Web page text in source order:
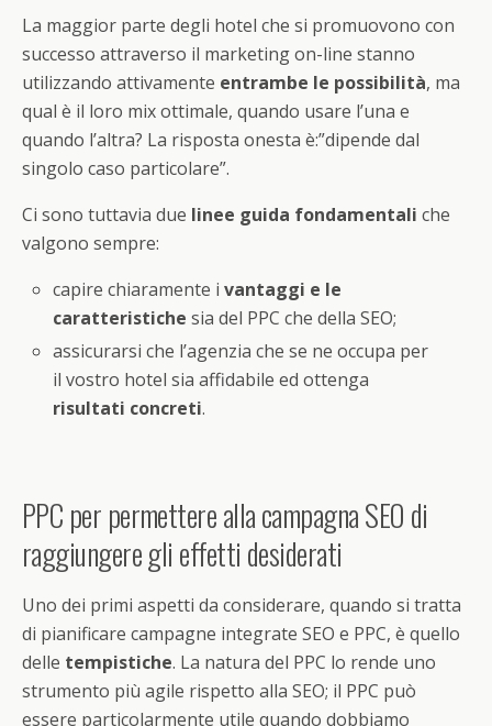
La maggior parte degli hotel che si promuovono con
successo attraverso il marketing on-line stanno
utilizzando attivamente entrambe le possibilità, ma
qual è il loro mix ottimale, quando usare l’una e
quando l’altra? La risposta onesta è:”dipende dal
singolo caso particolare”.
Ci sono tuttavia due linee guida fondamentali che
valgono sempre:
capire chiaramente ivantaggi e le
caratteristiche sia del PPC che della SEO;
assicurarsi che l’agenzia che se ne occupa per
il vostro hotel sia affidabile ed ottenga
risultati concreti.
PPC per permettere alla campagna SEO di
raggiungere gli effetti desiderati
Uno dei primi aspetti da considerare, quando si tratta
di pianificare campagne integrate SEO e PPC, è quello
delle tempistiche. La natura del PPC lo rende uno
strumento più agile rispetto alla SEO; il PPC può
essere particolarmente utile quando dobbiamo